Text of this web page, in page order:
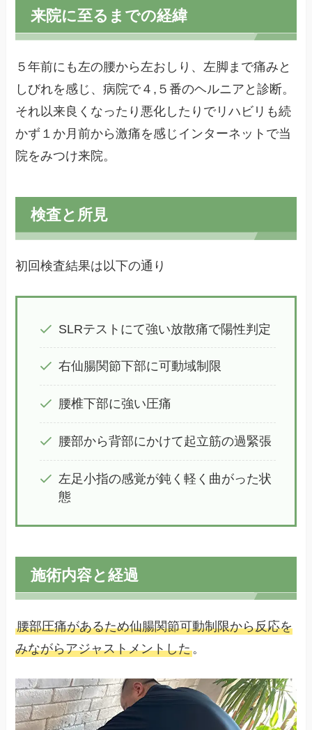
来院に至るまでの経緯
５年前にも左の腰から左おしり、左脚まで痛みと
しびれを感じ、病院で４,５番のヘルニアと診断。
それ以来良くなったり悪化したりでリハビリも続
かず１か月前から激痛を感じインターネットで当
院をみつけ来院。
検査と所見
初回検査結果は以下の通り
SLRテストにて強い放散痛で陽性判定
右仙腸関節下部に可動域制限
腰椎下部に強い圧痛
腰部から背部にかけて起立筋の過緊張
左足小指の感覚が鈍く軽く曲がった状
態
施術内容と経過
腰部圧痛があるため仙腸関節可動制限から反応を
みながらアジャストメントした。